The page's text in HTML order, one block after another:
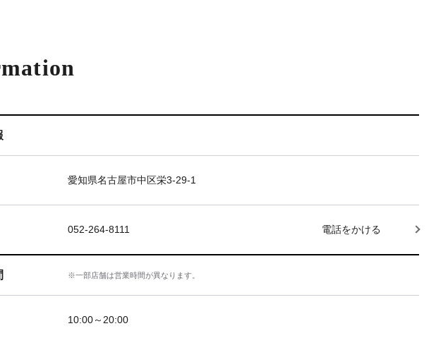
愛知県名古屋市中区栄3-29-1
052-264-8111 電話をかける
※一部店舗は営業時間が異なります。
10:00～20:00